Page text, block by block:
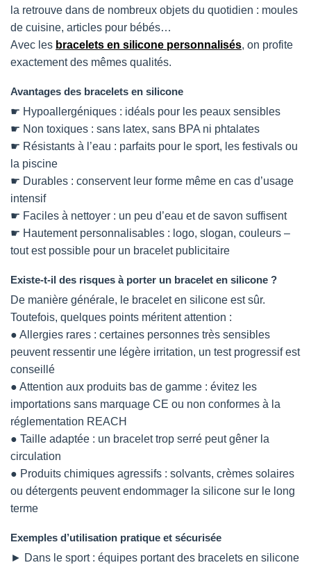
la retrouve dans de nombreux objets du quotidien : moules
de cuisine, articles pour bébés…
Avec les bracelets en silicone personnalisés, on profite
exactement des mêmes qualités.
Avantages des bracelets en silicone
☛ Hypoallergéniques : idéals pour les peaux sensibles
☛ Non toxiques : sans latex, sans BPA ni phtalates
☛ Résistants à l’eau : parfaits pour le sport, les festivals ou
la piscine
☛ Durables : conservent leur forme même en cas d’usage
intensif
☛ Faciles à nettoyer : un peu d’eau et de savon suffisent
☛ Hautement personnalisables : logo, slogan, couleurs –
tout est possible pour un bracelet publicitaire
Existe-t-il des risques à porter un bracelet en silicone ?
De manière générale, le bracelet en silicone est sûr.
Toutefois, quelques points méritent attention :
● Allergies rares : certaines personnes très sensibles
peuvent ressentir une légère irritation, un test progressif est
conseillé
● Attention aux produits bas de gamme : évitez les
importations sans marquage CE ou non conformes à la
réglementation REACH
● Taille adaptée : un bracelet trop serré peut gêner la
circulation
● Produits chimiques agressifs : solvants, crèmes solaires
ou détergents peuvent endommager la silicone sur le long
terme
Exemples d’utilisation pratique et sécurisée
► Dans le sport : équipes portant des bracelets en silicone